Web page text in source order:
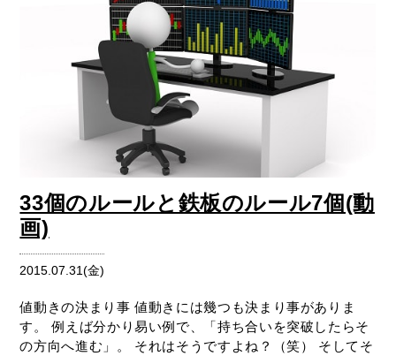
33個のルールと鉄板のルール7個(動
画)
2015.07.31(金)
値動きの決まり事 値動きには幾つも決まり事がありま
す。 例えば分かり易い例で、「持ち合いを突破したらそ
の方向へ進む」。 それはそうですよね？（笑） そしてそ